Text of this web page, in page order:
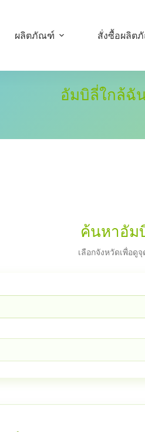
ผลิตภัณฑ์ สั่งซื้อผลิต
อัมบิลี่ใกล้ฉั
ค้นหาอัม
เลือกจังหวัดเพื่อดู